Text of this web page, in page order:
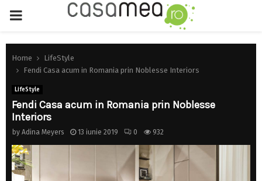
PRIMARY
MENU
Home
LifeStyle
Fendi Casa acum in Romania prin Noblesse Interiors
LifeStyle
Fendi Casa acum in Romania prin Noblesse
Interiors
by Adina Meyers 13 iunie 2019 0 932